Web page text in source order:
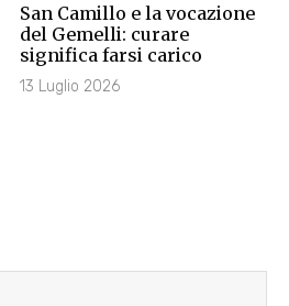
San Camillo e la vocazione
del Gemelli: curare
significa farsi carico
13 Luglio 2026